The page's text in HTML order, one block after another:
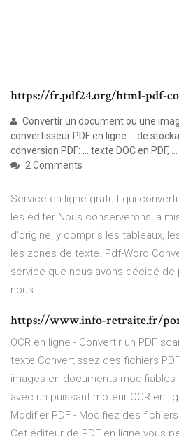
https://fr.pdf24.org/html-pdf-
Convertir un document ou une
convertisseur PDF en ligne ... de
conversion PDF: ... texte DOC en PDF, ...
2 Comments
Service en ligne gratuit qui
les éditer Nous conserverons la
d'origine, y compris les tableaux,
les zones de texte. Pdf-Word
service que nous avons décidé
nous...
https://www.info-retraite.fr/
OCR en ligne - Convertir un PDF
texte Convertissez des fichiers
images en documents modifiables
avec un puissant moteur OCR en
Modifier PDF - Modifiez des